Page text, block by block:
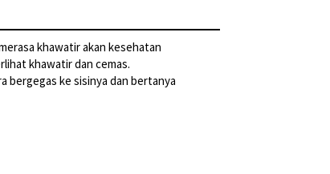
khawatir akan kesehatan
khawatir dan cemas.
bergegas ke sisinya dan bertanya